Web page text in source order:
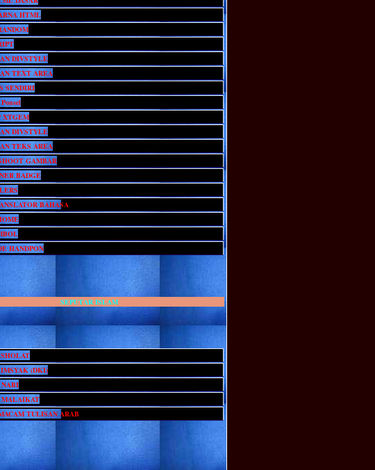
HTML
DIVSTYLE
TEXT AREA
SENDIRI
XTGEM
DIVSTYLE
TEKS AREA
GAMBAR
BADGE
BAHASA
HANDPON
SEPUTAR ISLAM
(DKI)
NABI
MALAIKAT
TULISAN ARAB